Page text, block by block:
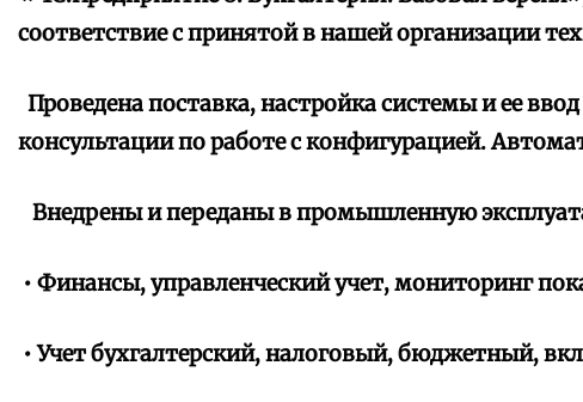
соответствие с принятой в нашей организации
Проведена поставка, настройка системы и ее
консультации по работе с конфигурацией.
Внедрены и переданы в промышленную
• Финансы, управленческий учет, мониторинг
• Учет бухгалтерский, налоговый, бюджетный,